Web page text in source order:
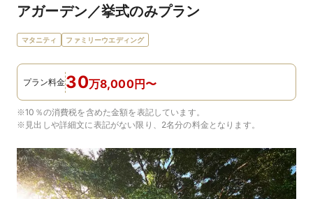
アガーデン／挙式のみプラン
マタニティ ファミリーウエディング
プラン料金30万8,000円〜
※10％の消費税を含めた金額を表記しています。
※見出しや詳細文に表記がない限り、2名分の料金となります。